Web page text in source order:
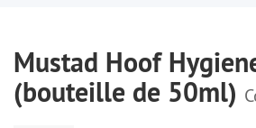
Mustad Hoof
(bouteille de 50ml)